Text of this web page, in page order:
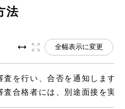
法
全幅表示に変更
査を行い、合否を通知します。
査合格者には、別途面接を実